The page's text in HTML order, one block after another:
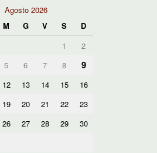
Agosto 2026
M G V S
D
1
2
5 6 7 8 9
12 13 14 15
16
19 20 21 22
23
26 27 28 29
30